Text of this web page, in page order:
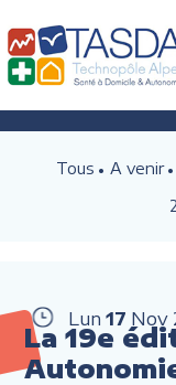
Tous A venir
Lun 17 Nov
La 19e